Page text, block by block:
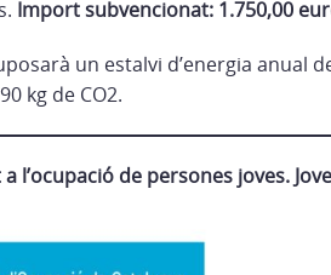
Import subvencionat: 1.750,00
un estalvi d’energia anual
kg de CO2.
l’ocupació de persones joves.